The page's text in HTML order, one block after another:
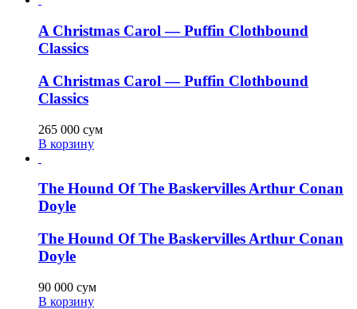
A Christmas Carol — Puffin Clothbound
Classics
A Christmas Carol — Puffin Clothbound
Classics
265 000 сум
В корзину
The Hound Of The Baskervilles Arthur Conan
Doyle
The Hound Of The Baskervilles Arthur Conan
Doyle
90 000 сум
В корзину